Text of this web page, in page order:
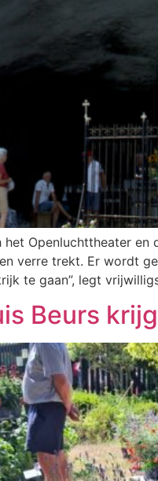
Openluchttheater
verre trekt. Er wordt
te gaan”, legt
Beurs